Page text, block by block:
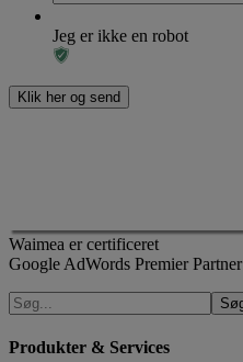
Jeg er ikke en robot
Waimea er certificeret
Google AdWords Premier Partner
Produkter & Services